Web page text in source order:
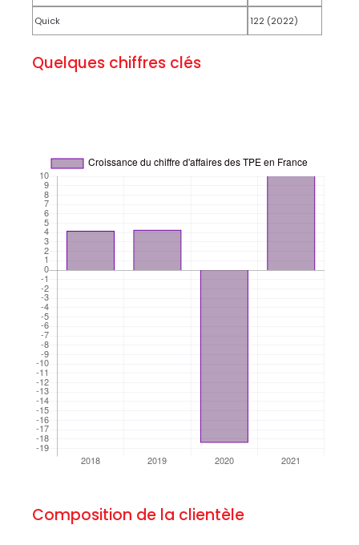
Quick 122 (2022)
Quelques chiffres clés
Composition de la clientèle